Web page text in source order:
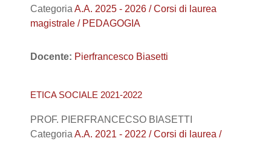
Categoria A.A. 2025 - 2026 / Corsi di laurea
magistrale / PEDAGOGIA
Docente: Pierfrancesco Biasetti
ETICA SOCIALE 2021-2022
PROF. PIERFRANCECSO BIASETTI
Categoria A.A. 2021 - 2022 / Corsi di laurea /